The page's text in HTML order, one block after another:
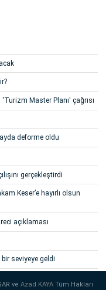
Master Planı' çağrısı
deforme oldu
gerçekleştirdi
Keser’e hayırlı olsun
açıklaması
seviyeye geldi
veAzad KAYATüm Hakları